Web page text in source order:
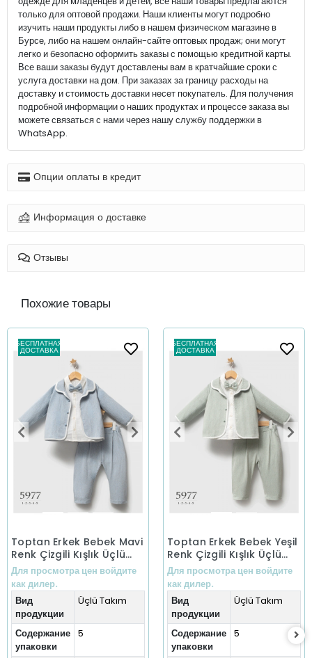
только для оптовой продажи. Наши клиенты могут подробно
изучить наши продукты либо в нашем физическом магазине в
Бурсе, либо на нашем онлайн-сайте оптовых продаж; они могут
легко и безопасно оформить заказы с помощью кредитной карты.
Все ваши заказы будут доставлены вам в кратчайшие сроки с
услуга доставки на дом. При заказах за границу расходы на
доставку и стоимость доставки несет покупатель. Для получения
подробной информации о наших продуктах и процессе заказа вы
можете связаться с нами через нашу службу поддержки в
WhatsApp.
Опции оплаты в кредит
Информация о доставке
Отзывы
Похожие товары
БЕСПЛАТНАЯ
ДОСТАВКА
Toptan Erkek Bebek Mavi
Renk Çizgili Kışlık Üçlü
Takım (1-5 Yaş)
Для просмотра цен войдите
как дилер.
Вид
продукции
Üçlü Takım
Содержание
упаковки
5
БЕСПЛАТНАЯ
ДОСТАВКА
Toptan Erkek Bebek Yeşil
Renk Çizgili Kışlık Üçlü
Takım (1-5 Yaş)
Для просмотра цен войдите
как дилер.
Вид
продукции
Üçlü Takım
Содержание
упаковки
5